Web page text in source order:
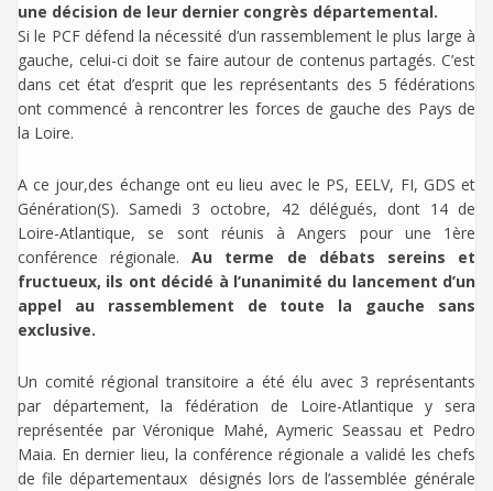
une décision de leur dernier congrès départemental.
Si le PCF défend la nécessité d’un rassemblement le plus large à
gauche, celui-ci doit se faire autour de contenus partagés. C’est
dans cet état d’esprit que les représentants des 5 fédérations
ont commencé à rencontrer les forces de gauche des Pays de
la Loire.
A ce jour,des échange ont eu lieu avec le PS, EELV, FI, GDS et
Génération(S). Samedi 3 octobre, 42 délégués, dont 14 de
Loire-Atlantique, se sont réunis à Angers pour une 1ère
conférence régionale.Au terme de débats sereins et
fructueux, ils ont décidé à l’unanimité du lancement d’un
appel au rassemblement de toute la gauche sans
exclusive.
Un comité régional transitoire a été élu avec 3 représentants
par département, la fédération de Loire-Atlantique y sera
représentée par Véronique Mahé, Aymeric Seassau et Pedro
Maia. En dernier lieu, la conférence régionale a validé les chefs
de file départementaux désignés lors de l’assemblée générale